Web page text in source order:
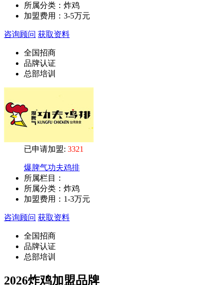
所属分类：炸鸡
加盟费用： 3-5万元
咨询顾问 获取资料
全国招商
品牌认证
总部培训
已申请加盟: 3321
爆脾气功夫鸡排
所属栏目：
所属分类：炸鸡
加盟费用： 1-3万元
咨询顾问 获取资料
全国招商
品牌认证
总部培训
2026炸鸡加盟品牌